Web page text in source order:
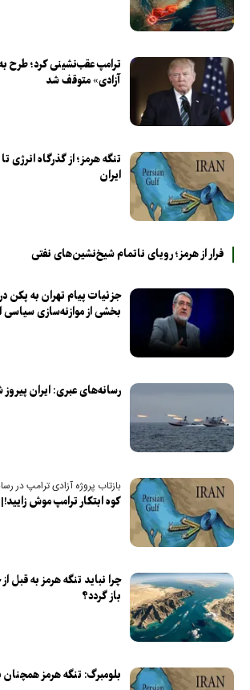
ترامپ عقب‌نشینی کرد؛ طرح
آزادی» متوقف شد
تنگه هرمز؛ از گذرگاه انرژی
ایران
فرار از هرمز؛ رویای ناتمام شیخ‌نشین‌های نفتی
جزئیات پیام تهران به پکن
بخشی از موازنه‌سازی سیاسی
رسانه‌های عبری: ایران
بازتاب پروژه آزادی ترامپ در
کوه ابتکار ترامپ موش
چرا نباید تنگه هرمز به
باز گردد؟
بلومبرگ: تنگه هرمز